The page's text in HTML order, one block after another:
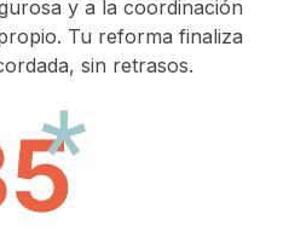
y a la coordinación
Tu reforma finaliza
sin retrasos.